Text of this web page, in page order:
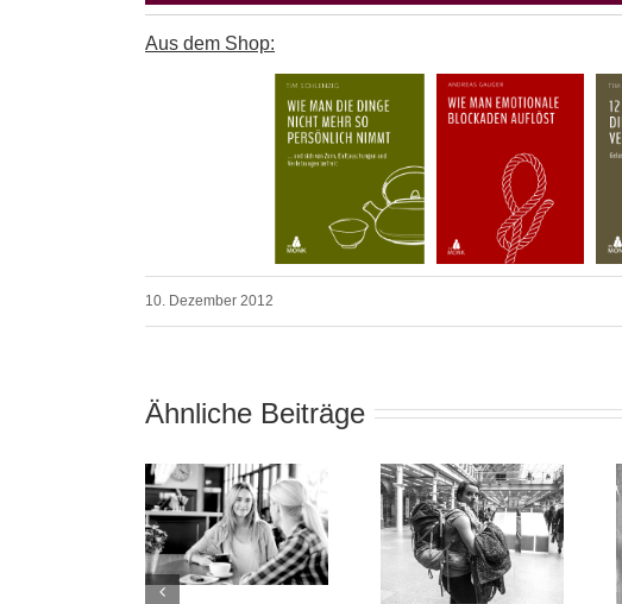
Aus dem Shop:
10. Dezember 2012
Ähnliche Beiträge